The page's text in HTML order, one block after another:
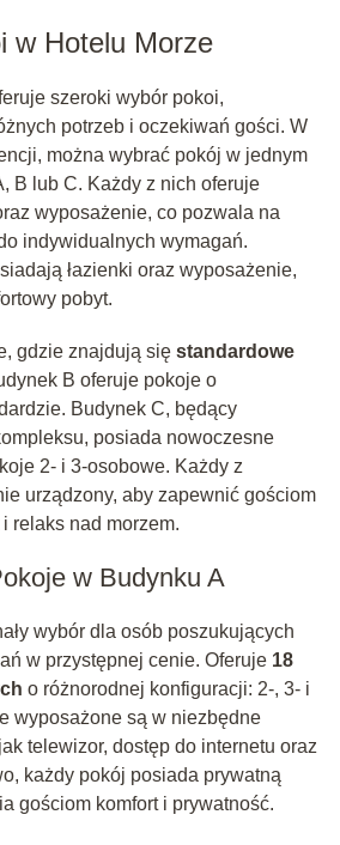
w Hotelu Morze
szeroki wybór pokoi,
potrzeb i oczekiwań gości. W
można wybrać pokój w jednym
B lub C. Każdy z nich oferuje
wyposażenie, co pozwala na
indywidualnych wymagań.
łazienki oraz wyposażenie,
pobyt.
gdzie znajdują się standardowe
B oferuje pokoje o
Budynek C, będący
posiada nowoczesne
2- i 3-osobowe. Każdy z
urządzony, aby zapewnić gościom
relaks nad morzem.
w Budynku A
wybór dla osób poszukujących
w przystępnej cenie. Oferuje 18
o różnorodnej konfiguracji: 2-, 3- i
wyposażone są w niezbędne
telewizor, dostęp do internetu oraz
każdy pokój posiada prywatną
gościom komfort i prywatność.